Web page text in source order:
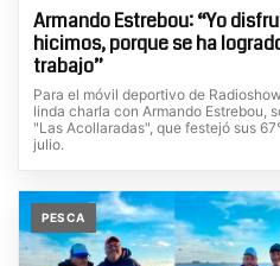
Armando Estrebou: “Yo
hicimos, porque se ha
trabajo”
Para el móvil deportivo de
linda charla con Armando Estrebou,
"Las Acollaradas", que festejó sus
julio.
PESCA